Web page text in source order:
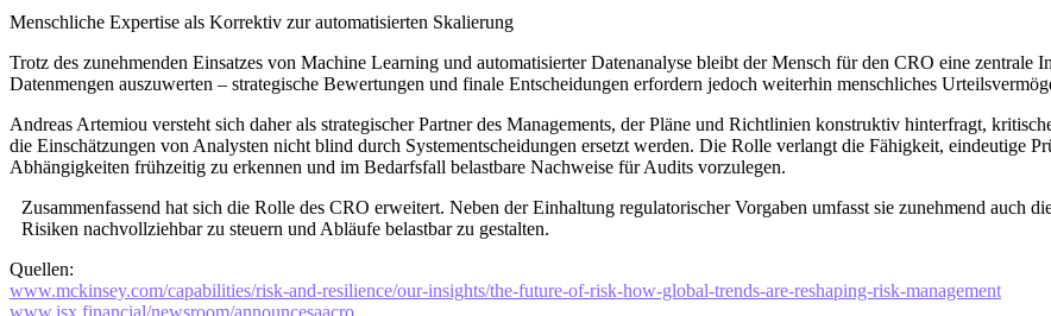
Menschliche Expertise als Korrektiv zur automatisierten Skalierung
Trotz des zunehmenden Einsatzes von Machine Learning und automatisierter Datenanalyse bleibt der Mensch für den CRO eine zentrale
Datenmengen auszuwerten – strategische Bewertungen und finale Entscheidungen erfordern jedoch weiterhin menschliches
Andreas Artemiou versteht sich daher als strategischer Partner des Managements, der Pläne und Richtlinien konstruktiv hinterfragt,
die Einschätzungen von Analysten nicht blind durch Systementscheidungen ersetzt werden. Die Rolle verlangt die Fähigkeit, eindeutige
Abhängigkeiten frühzeitig zu erkennen und im Bedarfsfall belastbare Nachweise für Audits vorzulegen.
Zusammenfassend hat sich die Rolle des CRO erweitert. Neben der Einhaltung regulatorischer Vorgaben umfasst sie zunehmend auch
Risiken nachvollziehbar zu steuern und Abläufe belastbar zu gestalten.
Quellen:
www.mckinsey.com/capabilities/risk-and-resilience/our-insights/the-future-of-risk-how-global-trends-are-reshaping-risk-management
www.isx.financial/newsroom/announcesaacro